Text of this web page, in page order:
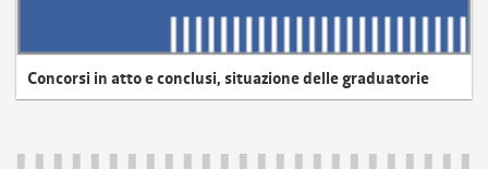
Concorsi in atto e conclusi, situazione delle graduatorie